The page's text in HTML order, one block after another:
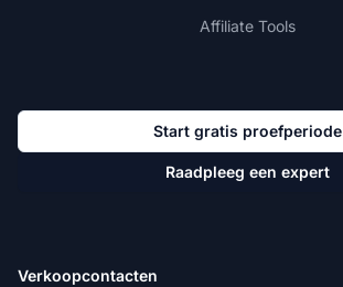
Affiliate Tools
Start gratis proefperiode
Raadpleeg een expert
Verkoopcontacten